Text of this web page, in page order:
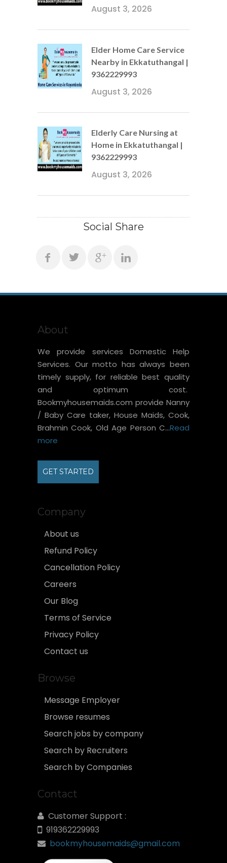
August 3, 2026
Elder Home Care Service
Nearby in Ekkatuthangal |
9362229993
August 3, 2026
Elderly Care Nursing at
Home in Ekkatuthangal |
9362229993
August 3, 2026
Social Share
About
We provide services Domestic Help
Services. Our motto has always been
timely supply, for reliable best quality
and optimum cost.
Bookmyhousemaids.com provide Nanny
/ Baby Care taker, House Maids, Cook,
Brahmin Cook, Old Age Person C...Read
more
GET STARTED
Company
About us
Refund Policy
Cancellation Policy
Careers
Our Blog
Terms of Service
Privacy Policy
Contact us
Browse
Message Employer
Browse resumes
Search jobs by company
Search by Recruiters
Search by Companies
Contact
Customer Support :
919362229993
bookmyhousemaids@gmail.com